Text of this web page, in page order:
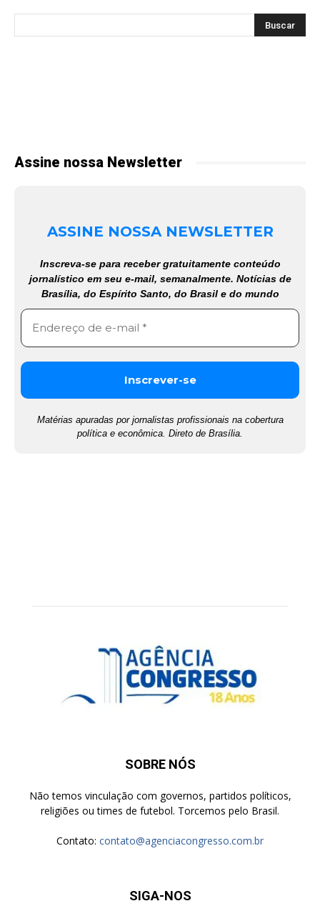
Assine nossa Newsletter
ASSINE NOSSA NEWSLETTER
Inscreva-se para receber gratuitamente conteúdo
jornalístico em seu e-mail, semanalmente. Notícias de
Brasília, do Espírito Santo, do Brasil e do mundo
Matérias apuradas por jornalistas profissionais na cobertura
política e econômica. Direto de Brasília.
SOBRE NÓS
Não temos vinculação com governos, partidos políticos,
religiões ou times de futebol. Torcemos pelo Brasil.
Contato: contato@agenciacongresso.com.br
SIGA-NOS